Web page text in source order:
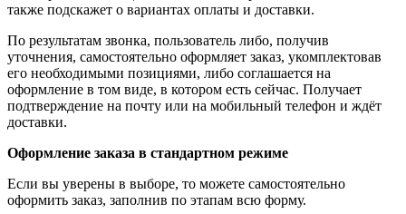
также подскажет о вариантах оплаты и доставки.
По результатам звонка, пользователь либо, получив
уточнения, самостоятельно оформляет заказ, укомплектовав
его необходимыми позициями, либо соглашается на
оформление в том виде, в котором есть сейчас. Получает
подтверждение на почту или на мобильный телефон и ждёт
доставки.
Оформление заказа в стандартном режиме
Если вы уверены в выборе, то можете самостоятельно
оформить заказ, заполнив по этапам всю форму.